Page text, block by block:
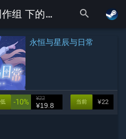
标签 土豆花制作组 下的Galgame search
永恒与星辰与日常
¥22
当前
-10% ¥22
¥19.8